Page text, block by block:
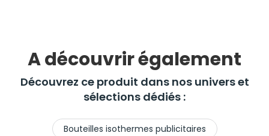
A découvrir également
Découvrez ce produit dans nos univers et
sélections dédiés :
Bouteilles isothermes publicitaires